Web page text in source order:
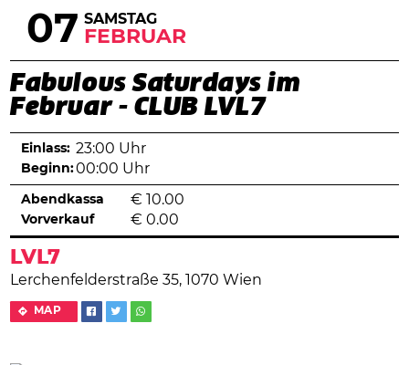
07 SAMSTAG
FEBRUAR
Fabulous Saturdays im
Februar - CLUB LVL7
LVL7
Lerchenfelderstraße 35, 1070 Wien
MAP
Einlass: 23:00 Uhr
Beginn:00:00 Uhr
Abendkassa € 10.00
Vorverkauf € 0.00